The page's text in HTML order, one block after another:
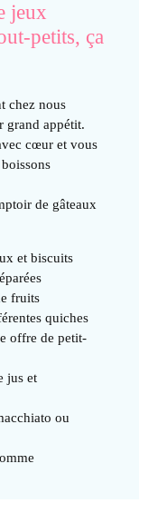
jeux
petits, ça
chez nous
grand appétit.
cœur et vous
de gâteaux
et biscuits
fruits
quiches
offre de petit-
jus et
ou